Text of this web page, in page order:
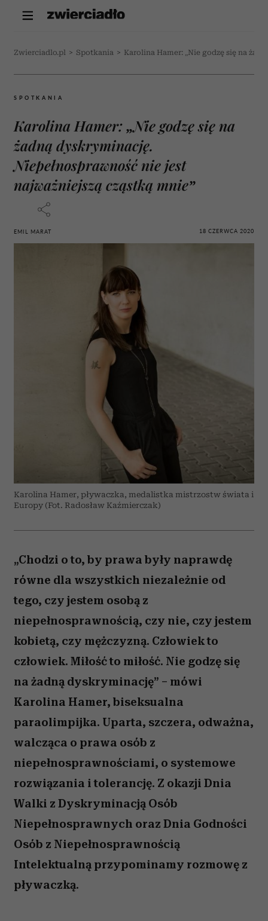
Zwierciadlo.pl > Spotkania > Karolina Hamer: „Nie godzę się na
SPOTKANIA
Karolina Hamer: „Nie godzę się na
żadną dyskryminację.
Niepełnosprawność nie jest
najważniejszą cząstką mnie”
EMIL MARAT 18 CZERWCA 2020
Karolina Hamer, pływaczka, medalistka mistrzostw świata i
Europy (Fot. Radosław Kaźmierczak)
„Chodzi o to, by prawa były naprawdę
równe dla wszystkich niezależnie od
tego, czy jestem osobą z
niepełnosprawnością, czy nie, czy jestem
kobietą, czy mężczyzną. Człowiek to
człowiek. Miłość to miłość. Nie godzę się
na żadną dyskryminację” – mówi
Karolina Hamer, biseksualna
paraolimpijka. Uparta, szczera, odważna,
walcząca o prawa osób z
niepełnosprawnościami, o systemowe
rozwiązania i tolerancję. Z okazji Dnia
Walki z Dyskryminacją Osób
Niepełnosprawnych oraz Dnia Godności
Osób z Niepełnosprawnością
Intelektualną przypominamy rozmowę z
pływaczką.